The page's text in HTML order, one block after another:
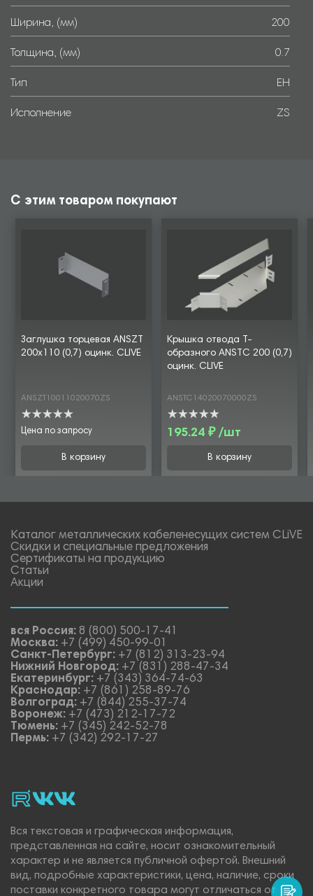
Ширина, (мм) 200
Толщина, (мм) 0.7
Тип EH
Исполнение ZS
С этим товаром покупают
Заглушка торцевая ANSZT
200х110 (0,7) оцинк. CLIVE
ANSZT10011020070ZS
Цена по запросу
В корзину
Крышка отвода Т-
образного ANSTC 200 (0,7)
оцинк. CLIVE
ANSTC14020070000ZS
195.24 ₽ /шт
В корзину
Каталог металлических кабеленесущих систем CLiVE
Скидки и специальные предложения
Сертификаты на продукцию
Статьи
Акции
вся Россия: 8 (800) 500-17-41
Москва: +7 (499) 450-99-01
Санкт-Петербург: +7 (812) 313-23-94
Нижний Новгород: +7 (831) 288-47-34
Екатеринбург: +7 (343) 364-74-63
Краснодар: +7 (861) 258-89-76
Волгоград: +7 (844) 255-37-74
Воронеж: +7 (473) 212-17-72
Тюмень: +7 (345) 242-52-78
Пермь: +7 (342) 292-17-27
rutubevk_video.
Vk.
Вся текстовая и графическая информация,
представленная на сайте, носит ознакомительный
характер и не является публичной офертой. Внешний
вид, подробные характеристики, цена, наличие, сроки
поставки конкретного товара могут отличаться от